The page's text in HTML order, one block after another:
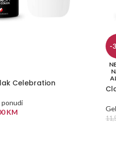
Celebration
ponudi
KM
-